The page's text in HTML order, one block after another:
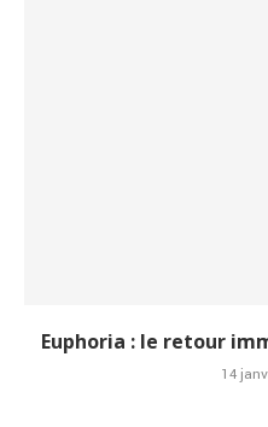
Euphoria : le retour
14